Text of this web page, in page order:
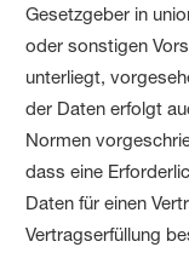
Gesetzgeber in
oder sonstigen
unterliegt,
der Daten erfolgt
Normen
dass eine
Daten für einen
Vertragserfüllung